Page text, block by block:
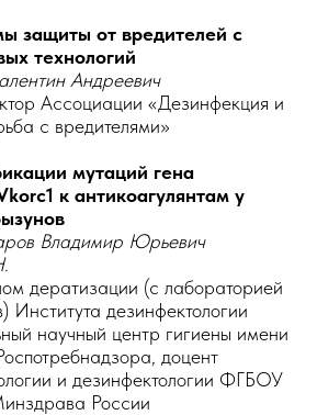
защиты от вредителей с
технологий
Андреевич
Ассоциации «Дезинфекция и
с вредителями»
мутаций гена
к антикоагулянтам у
Владимир Юрьевич
дератизации (с лабораторией
Института дезинфектологии
научный центр гигиены имени
доцент
и дезинфектологии ФГБОУ
России